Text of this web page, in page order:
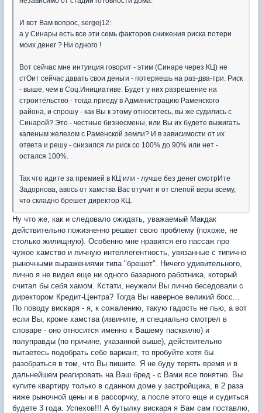
И вот Вам вопрос, sergej12:
а у Синары есть все эти семь факторов снижения риска потери
моих денег ? Ни одного !
Вот сейчас мне интуиция говорит - этим (Синаре через КЦ) не
стОит сейчас давать свои деньги - потеряешь на раз-два-три. Риск
- выше, чем в Соц.Инициативе. Будет у них разрешение на
строительство - тогда приеду в Администрацию Раменского
района, и спрошу - как Вы к этому относитесь, вы же судились с
Синарой? Это - честные бизнесмены, или Вы их будете выжигать
каленым железом с Раменской земли? И в зависимости от их
ответа и решу - снизился ли риск со 100% до 90% или нет -
остался 100%.
Так что идите за премией в КЦ или - лучше без денег смотрИте
Задорнова, авось от хамства Вас отучит и от слепой веры всему,
что складно брешет директор КЦ.
Ну что же, как и следовало ожидать, уважаемый Макдак
действительно пожизненно решает свою проблему (похоже, не
столько жилищную). Особенно мне нравится его пассаж про
чужое хамство и личную интеллегентность, увязанные с типично
рыночными выражениями типа "брешет". Ничего удивительного,
лично я не видел еще ни одного базарного работника, который
считал бы себя хамом. Кстати, неужели Вы лично беседовали с
директором Кредит-Центра? Тогда Вы наверное великий босс...
По поводу вискаря - я, к сожалению, такую гадость не пью, а вот
если Вы, кроме хамства (извините, я специально смотрел в
словаре - оно относится именно к Вашему пасквилю) и
полуправды (по причине, указанной выше), действительно
пытаетесь подобрать себе вариант, то пробуйте хотя бы
разобраться в том, что Вы пишите. Я не буду терять время и в
дальнейшем реагировать на Ваш бред - с Вами все понятно. Вы
купите квартиру только в сданном доме у застройщика, в 2 раза
ниже рыночной цены и в рассорчку, а после этого еще и судиться
будете 3 года. Успехов!!! А бутылку вискаря я Вам сам поставлю,